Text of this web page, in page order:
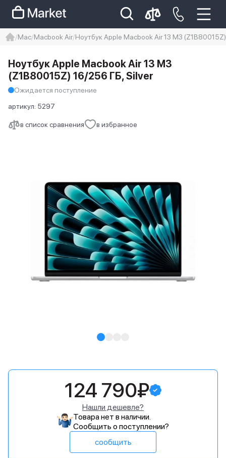
Iphone 14 pro max
айфон 14
Mac Macbook Air Ноутбук Apple Macbook Air 13 M3
в список сравнения в избранное
Ноутбук Apple Macbook Air 13 M3
(Z1B80015Z) 16/256 ГБ, Silver
Ожидается поступление
артикул: 5297
124 790₽
Нашли дешевле?
Товара нет в наличии.
Сообщить о поступлении?
сообщить